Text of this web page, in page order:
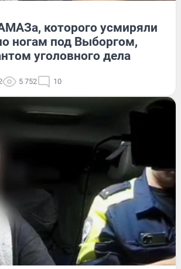
которого усмиряли
ногам под Выборгом,
уголовного дела
5 752 10